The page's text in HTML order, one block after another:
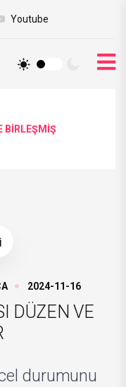
Youtube
BİRLEŞMİŞ
2024-11-16
DÜZEN VE
durumunu